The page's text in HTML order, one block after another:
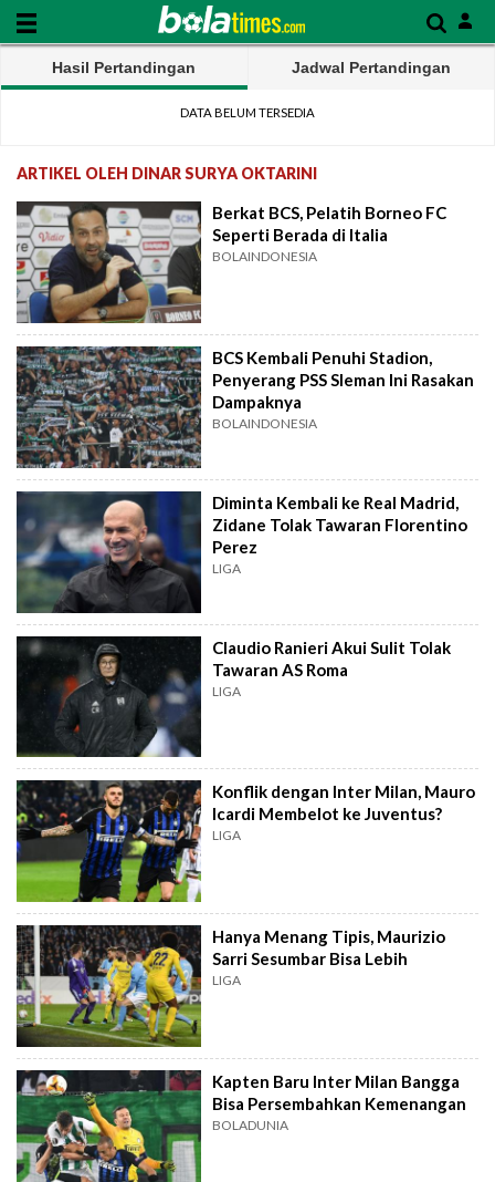
Hasil Pertandingan Jadwal Pertandingan
DATA BELUM TERSEDIA
ARTIKEL OLEH DINAR SURYA OKTARINI
Berkat BCS, Pelatih Borneo FC
Seperti Berada di Italia
BOLAINDONESIA
BCS Kembali Penuhi Stadion,
Penyerang PSS Sleman Ini Rasakan
Dampaknya
BOLAINDONESIA
Diminta Kembali ke Real Madrid,
Zidane Tolak Tawaran Florentino
Perez
LIGA
Claudio Ranieri Akui Sulit Tolak
Tawaran AS Roma
LIGA
Konflik dengan Inter Milan, Mauro
Icardi Membelot ke Juventus?
LIGA
Hanya Menang Tipis, Maurizio
Sarri Sesumbar Bisa Lebih
LIGA
Kapten Baru Inter Milan Bangga
Bisa Persembahkan Kemenangan
BOLADUNIA